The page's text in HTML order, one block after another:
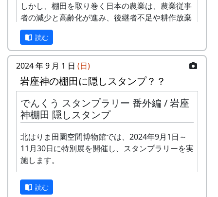
- アンジェラ
⻩⾦の
海
1999
2
グリーンマウンテン
ボーイズ
みんな
-
グリーンマウンテン
ボーイズ
あした
は帰ろ
2000
ボーイズ
ってい
る
2002
しかし、棚田を取り巻く日本の農業は、農業従事
者の減少と高齢化が進み、後継者不足や耕作放棄
地の増大を生じています。
このような危機に直面している日本の農業・農村
を守るためには、その基盤となる棚田を維持・保
全することが国民共通の課題となっています。
棚田学会は、長年にわたり棚田に関する研究・啓
蒙を行ってきましたが、新たに「棚田のいま」を
テーマに棚田の現状を写真に捉え、広く国民に発
信して棚田の維持・保全に寄与したいと考え、こ
こに、棚田学会主催の第2回 棚田学会 「棚田のい
ま」 フォトコンテストを下記のように開催しま
す。奮ってご応募ください。
読む
2024 年 9 月 1 日 (日)
岩座神の棚田に隠しスタンプ？？
でんくう スタンプラリー 番外編 / 岩座
神棚田 隠しスタンプ
北はりま田園空間博物館では、2024年9月1日～
11月30日に特別展を開催し、スタンプラリーを実
施します。
正式なスタンプラリーは何カ所も行かないと達成
できませんが、No. 173 「棚田の里 岩座神」に
読む